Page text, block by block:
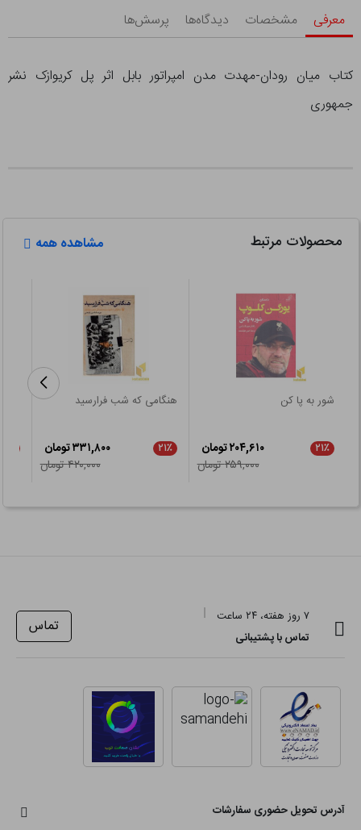
معرفی مشخصات دیدگاه‌ها پرسش‌ها
کتاب میان رودان-مهدت مدن امپراتور بابل اثر پل کریوازک نشر
جمهوری
محصولات مرتبط مشاهده همه
شور به پا کن
۲۱٪
۲۰۴,۶۱۰ تومان
۲۵۹,۰۰۰ تومان
هنگامی که شب فرارسید
۲۱٪
۳۳۱,۸۰۰ تومان
۴۲۰,۰۰۰ تومان
۷ روز هفته، ۲۴ ساعت
تماس با پشتیبانی
تماس
آدرس تحویل حضوری سفارشات